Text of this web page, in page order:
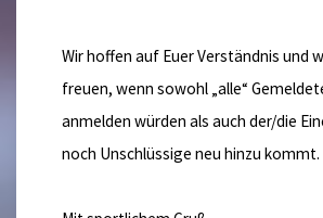
Wir hoffen auf Euer Verständnis und
freuen, wenn sowohl „alle“
anmelden würden als auch der/die
noch Unschlüssige neu hinzu kommt.